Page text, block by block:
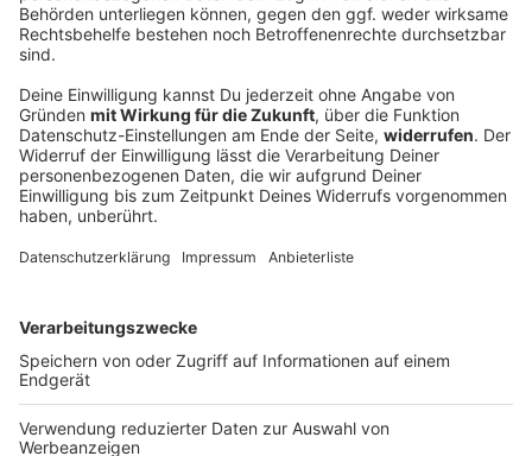
Zum Newsletter anmelden
Du möchtest uns etwas sagen?
Kontaktformular
Sprachnachricht